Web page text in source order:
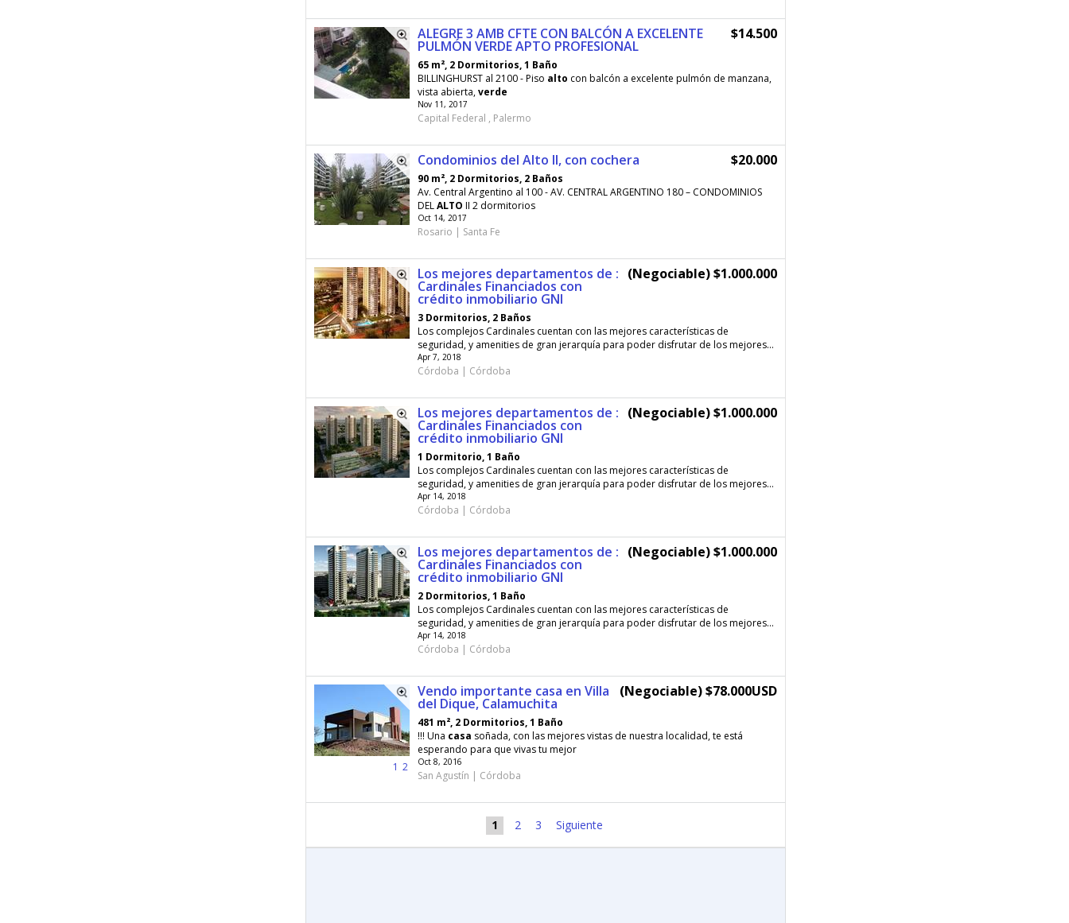
ALEGRE 3 AMB CFTE CON BALCÓN A EXCELENTE
PULMÓN VERDE APTO PROFESIONAL
$14.500
65 m², 2 Dormitorios, 1 Baño
BILLINGHURST al 2100 - Piso alto con balcón a excelente pulmón de manzana,
vista abierta,verde
Nov 11, 2017
Capital Federal , Palermo
Condominios del Alto II, con cochera $20.000
90 m², 2 Dormitorios, 2 Baños
Av. Central Argentino al 100 - AV. CENTRAL ARGENTINO 180 – CONDOMINIOS
DELALTO II 2 dormitorios
Oct 14, 2017
Rosario | Santa Fe
Los mejores departamentos de :
Cardinales Financiados con
crédito inmobiliario GNI
(Negociable) $1.000.000
3 Dormitorios, 2 Baños
Los complejos Cardinales cuentan con las mejores características de
seguridad, y amenities de gran jerarquía para poder disfrutar de los mejores...
Apr 7, 2018
Córdoba | Córdoba
Los mejores departamentos de :
Cardinales Financiados con
crédito inmobiliario GNI
(Negociable) $1.000.000
1 Dormitorio, 1 Baño
Los complejos Cardinales cuentan con las mejores características de
seguridad, y amenities de gran jerarquía para poder disfrutar de los mejores...
Apr 14, 2018
Córdoba | Córdoba
Los mejores departamentos de :
Cardinales Financiados con
crédito inmobiliario GNI
(Negociable) $1.000.000
2 Dormitorios, 1 Baño
Los complejos Cardinales cuentan con las mejores características de
seguridad, y amenities de gran jerarquía para poder disfrutar de los mejores...
Apr 14, 2018
Córdoba | Córdoba
1 2
Vendo importante casa en Villa
del Dique, Calamuchita
(Negociable) $78.000USD
481 m², 2 Dormitorios, 1 Baño
!!! Una casa soñada, con las mejores vistas de nuestra localidad, te está
esperando para que vivas tu mejor
Oct 8, 2016
San Agustín | Córdoba
1 2 3 Siguiente